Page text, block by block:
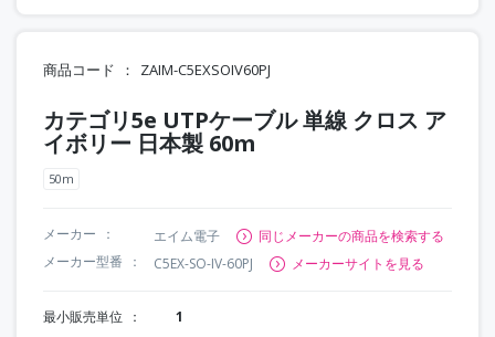
商品コード ZAIM-C5EXSOIV60PJ
カテゴリ5e UTPケーブル 単線 クロス ア
イボリー 日本製 60m
50m
メーカー エイム電子
同じメーカーの商品を検索する
メーカー型番
C5EX-SO-IV-60PJ メーカーサイトを見る
最小販売単位 1